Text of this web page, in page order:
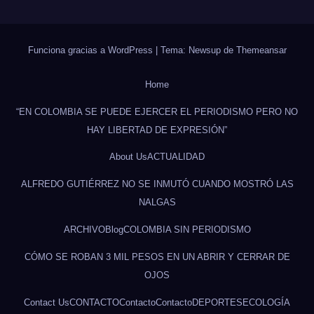
Funciona gracias a WordPress Tema: Newsup de Themeansar
Home
“EN COLOMBIA SE PUEDE EJERCER EL PERIODISMO PERO NO
HAY LIBERTAD DE EXPRESIÓN”
About UsACTUALIDAD
ALFREDO GUTIÉRREZ NO SE INMUTÓ CUANDO MOSTRÓ LAS
NALGAS
ARCHIVOBlogCOLOMBIA SIN PERIODISMO
CÓMO SE ROBAN 3 MIL PESOS EN UN ABRIR Y CERRAR DE
OJOS
Contact UsCONTACTOContactoContactoDEPORTESECOLOGÍA